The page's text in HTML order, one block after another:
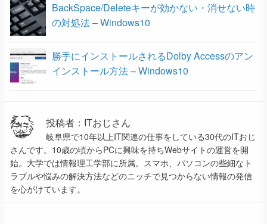
BackSpace/Deleteキーが効かない・消せない時
の対処法 – Windows10
勝手にインストールされるDolby Accessのアン
インストール方法 – Windows10
投稿者：ITおじさん
岐阜県で10年以上IT関連の仕事をしている30代のITおじ
さんです。10歳の頃からPCに興味を持ちWebサイトの運営を開
始。大学では情報理工学部に所属。スマホ、パソコンの些細なト
ラブルや悩みの解決方法などのニッチで見つからない情報の発信
を心がけています。